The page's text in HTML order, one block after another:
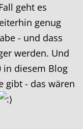
geht es
genug
- und dass
werden. Und
in diesem Blog
gibt - das wären